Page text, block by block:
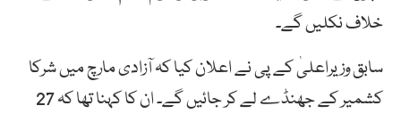
خلاف نکلیں گے۔
سابق وزیراعلیٰ کے پی نے اعلان کیا کہ آزادی مارچ میں شرکا
کشمیر کے جھنڈے لے کر جائیں گے۔ ان کا کہنا تھا کہ 27